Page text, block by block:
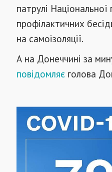
патрулі
профілактичних
на самоізоляції.
А на Донеччині за
повідомляє голова